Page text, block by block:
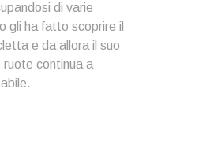
di varie
gli ha fatto scoprire il
e da allora il suo
ruote continua a